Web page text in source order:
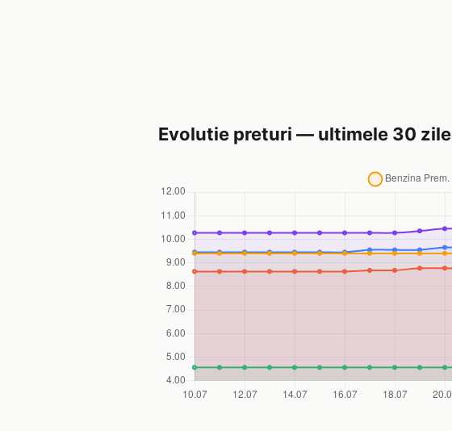
Evolutie preturi — ultimele 30 zile